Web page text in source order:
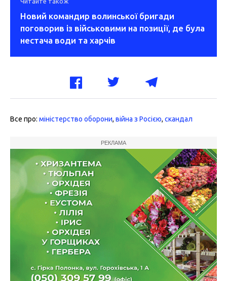
Новий командир волинської бригади
поговорив із військовими на позиції, де була
нестача води та харчів
Все про: міністерство оборони, війна з Росією, скандал
РЕКЛАМА